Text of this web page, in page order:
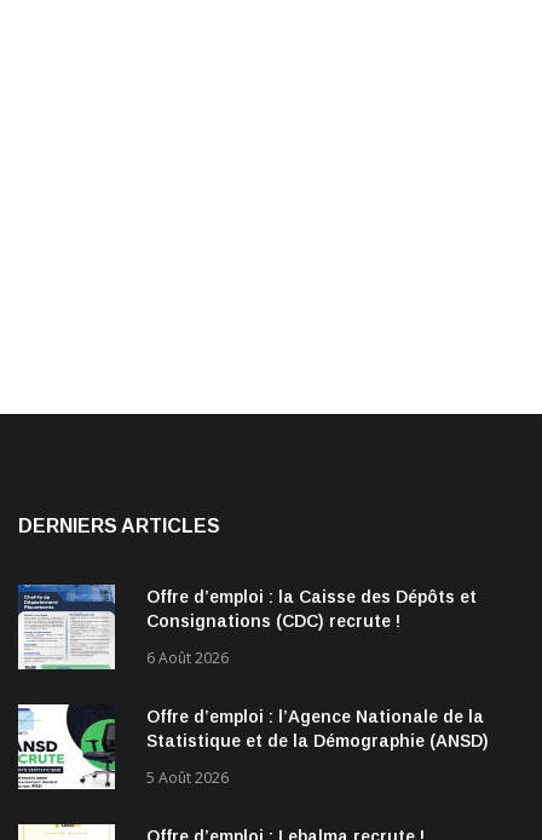
DERNIERS ARTICLES
Offre d’emploi : la Caisse des Dépôts et
Consignations (CDC) recrute !
6 Août 2026
Offre d’emploi : l’Agence Nationale de la
Statistique et de la Démographie (ANSD)
5 Août 2026